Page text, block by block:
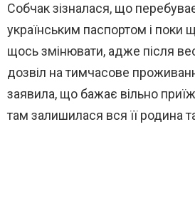
Собчак зізналася, що
українським паспортом і поки
щось змінювати, адже після
дозвіл на тимчасове
заявила, що бажає вільно
там залишилася вся її родина